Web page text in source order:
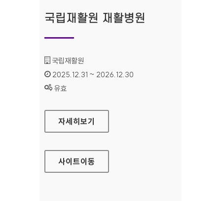
국립재활원 재활병원
기관명 :
국립재활원
인증기간 :
2025.12.31 ~ 2026.12.30
상태 :
유효
국립재활원 재활병원
자세히보기
사이트이동